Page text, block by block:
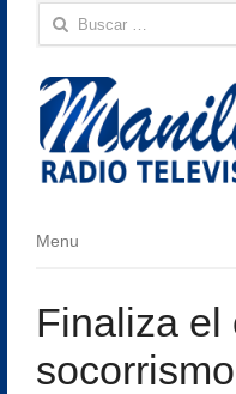
Buscar:
Menu
Menu
Finaliza el
socorrismo